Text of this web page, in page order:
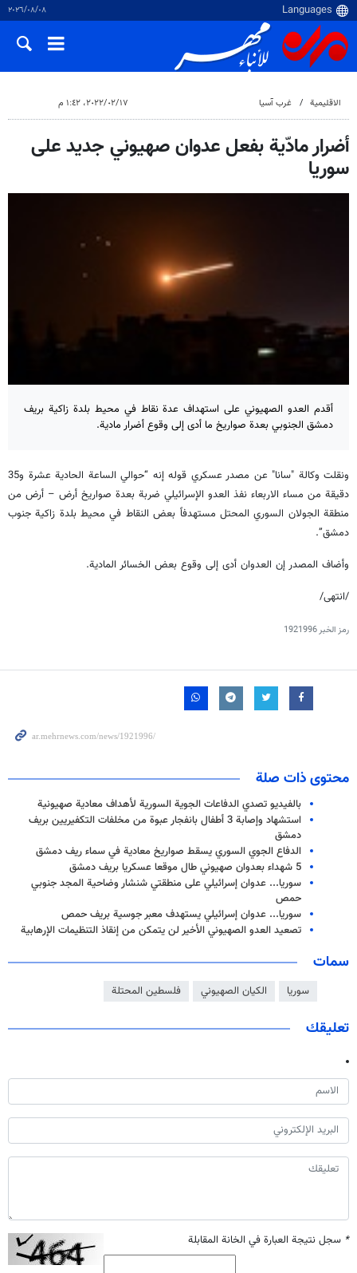
٠٨‏/٠٨‏/٢٠٢٦
الاقلیمیة غرب آسیا ١٧‏/٠٢‏/٢٠٢٢، ١:٤٢ م
أضرار مادّية بفعل عدوان صهيوني جديد على
سوريا
أقدم العدو الصهيوني على استهداف عدة نقاط في محيط بلدة زاكية بريف
دمشق الجنوبي بعدة صواريخ ما أدى إلى وقوع أضرار مادية.
ونقلت وكالة "سانا" عن مصدر عسكري قوله إنه “حوالي الساعة الحادية عشرة و35
دقيقة من مساء الاربعاء نفذ العدو الإسرائيلي ضربة بعدة صواريخ أرض – أرض من
منطقة الجولان السوري المحتل مستهدفاً بعض النقاط في محيط بلدة زاكية جنوب
دمشق”.
وأضاف المصدر إن العدوان أدى إلى وقوع بعض الخسائر المادية.
/انتهى/
رمز الخبر1921996
محتوى ذات صلة
بالفيديو تصدي الدفاعات الجوية السورية لأهداف معادية صهيونية
استشهاد وإصابة 3 أطفال بانفجار عبوة من مخلفات التكفيريين بريف
دمشق
الدفاع الجوي السوري يسقط صواريخ معادية في سماء ريف دمشق
5 شهداء بعدوان صهيوني طال موقعا عسكريا بريف دمشق
سوريا... عدوان إسرائيلي على منطقتي شنشار وضاحية المجد جنوبي
حمص
سوریا... عدوان إسرائيلي يستهدف معبر جوسية بريف حمص
تصعيد العدو الصهيوني الأخير لن يتمكن من إنقاذ التنظيمات الإرهابية
سمات
سوريا الكيان الصهيوني فلسطين المحتلة
تعليقك
* سجل نتيجة العبارة في الخانة المقابلة